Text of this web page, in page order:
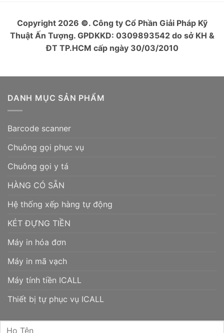
Copyright 2026 ©. Công ty Cổ Phần Giải Pháp Kỹ
Thuật Ấn Tượng. GPDKKD: 0309893542 do sở KH &
ĐT TP.HCM cấp ngày 30/03/2010
DANH MỤC SẢN PHẨM
Barcode scanner
Chuông gọi phục vụ
Chuông gọi y tá
HÀNG CÓ SẴN
Hệ thống xếp hàng tự động
KÉT ĐỰNG TIỀN
Máy in hóa đơn
Máy in mã vạch
Máy tính tiền ICALL
Thiết bị tự phục vụ ICALL